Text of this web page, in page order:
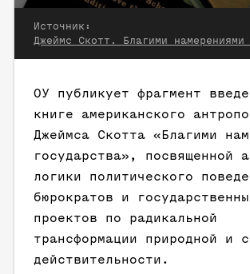
Источник:
ОУ публикует фрагмент
книге американского
Джеймса Скотта «Благими
государства», посвященной
логики политического
бюрократов и
проектов по радикальной
трансформации природной и
действительности.